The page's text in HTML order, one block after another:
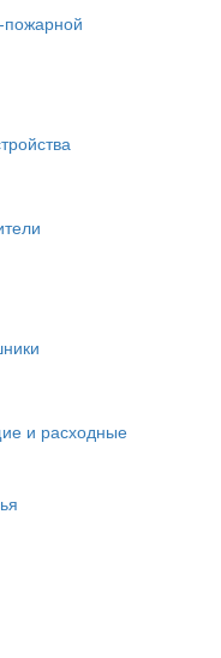
пожарной
и расходные